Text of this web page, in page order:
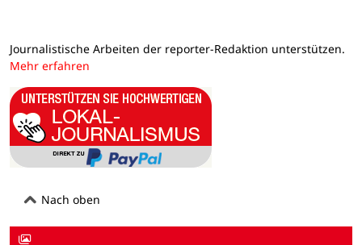
Journalistische Arbeiten der reporter-Redaktion unterstützen.
Mehr erfahren
Nach oben